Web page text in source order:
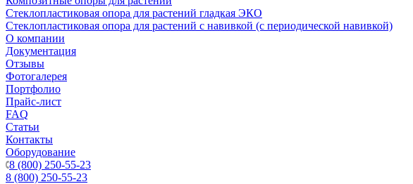
Стеклопластиковая опора для растений гладкая ЭКО
Стеклопластиковая опора для растений с навивкой (с периодической навивкой)
О компании
Документация
Отзывы
Фотогалерея
Портфолио
Прайс-лист
FAQ
Статьи
Контакты
Оборудование
8 (800) 250-55-23
8 (800) 250-55-23